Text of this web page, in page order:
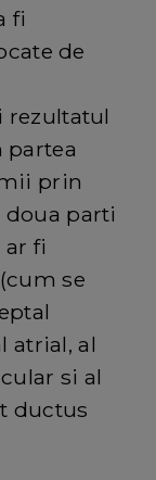
fi
de
rezultatul
partea
prin
parti
fi
se
atrial, al
si al
ductus